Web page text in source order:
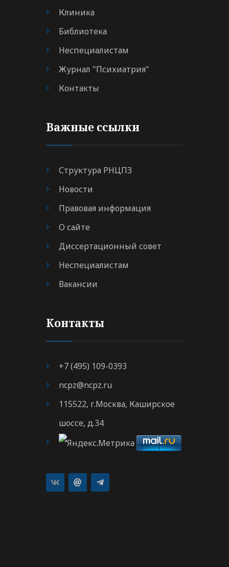
Клиника
Библиотека
Неспециалистам
Журнал "Психиатрия"
Контакты
Важные ссылки
Структура РНЦПЗ
Новости
Правовая информация
О сайте
Диссертационный совет
Неспециалистам
Вакансии
Контакты
+7 (495) 109-0393
ncpz@ncpz.ru
115522, г.Москва, Каширское
шоссе, д.34